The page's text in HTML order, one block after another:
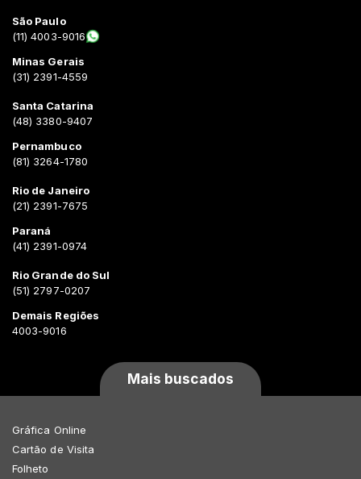
São Paulo
(11) 4003-9016
Minas Gerais
(31) 2391-4559
Santa Catarina
(48) 3380-9407
Pernambuco
(81) 3264-1780
Rio de Janeiro
(21) 2391-7675
Paraná
(41) 2391-0974
Rio Grande do Sul
(51) 2797-0207
Demais Regiões
4003-9016
Mais buscados
Gráfica Online
Cartão de Visita
Folheto